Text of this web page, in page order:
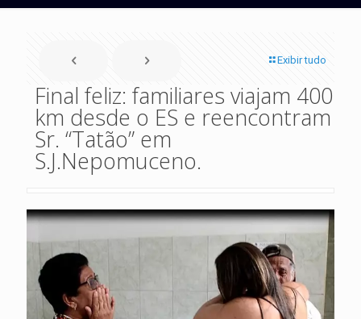
Exibir tudo
Final feliz: familiares viajam 400
km desde o ES e reencontram
Sr. “Tatão” em
S.J.Nepomuceno.